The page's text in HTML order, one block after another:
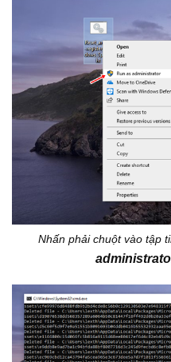
Nhấn phải chuột vào tập